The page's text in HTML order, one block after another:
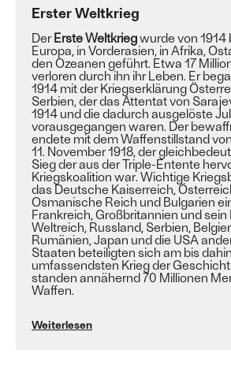
Erster Weltkrieg
DerErste Weltkriegwurde von 1914
Europa , in Vorderasien , in Afrika
den Ozeanen geführt. Etwa 17
verloren durch ihn ihr Leben. Er
1914 mit derKriegserklärung
Serbien , der dasAttentat von
1914 und die dadurch ausgelöste
vorausgegangen waren. Der
endete mit demWaffenstillstand
11. November 1918, der
Sieg der aus derTriple-Entente
Kriegskoalition war. Wichtige
dasDeutsche Kaiserreich ,
Osmanische Reich und Bulgarien
Frankreich Großbritannien und sein
Weltreich Russland Serbien
Rumänien Japan und die USA
Staaten beteiligten sich am bis dahin
umfassendsten Kriegder
standen annähernd 70 Millionen
Waffen.
Weiterlesen